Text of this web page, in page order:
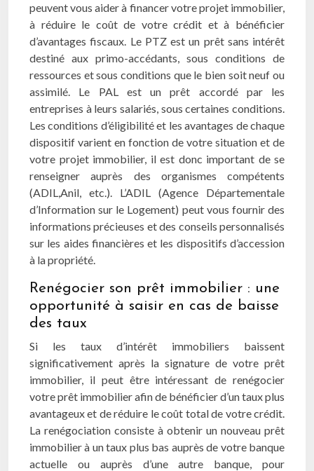
peuvent vous aider à financer votre projet immobilier,
à réduire le coût de votre crédit et à bénéficier
d’avantages fiscaux. Le PTZ est un prêt sans intérêt
destiné aux primo-accédants, sous conditions de
ressources et sous conditions que le bien soit neuf ou
assimilé. Le PAL est un prêt accordé par les
entreprises à leurs salariés, sous certaines conditions.
Les conditions d’éligibilité et les avantages de chaque
dispositif varient en fonction de votre situation et de
votre projet immobilier, il est donc important de se
renseigner auprès des organismes compétents
(ADIL,Anil, etc.). L’ADIL (Agence Départementale
d’Information sur le Logement) peut vous fournir des
informations précieuses et des conseils personnalisés
sur les aides financières et les dispositifs d’accession
à la propriété.
Renégocier son prêt immobilier : une
opportunité à saisir en cas de baisse
des taux
Si les taux d’intérêt immobiliers baissent
significativement après la signature de votre prêt
immobilier, il peut être intéressant de renégocier
votre prêt immobilier afin de bénéficier d’un taux plus
avantageux et de réduire le coût total de votre crédit.
La renégociation consiste à obtenir un nouveau prêt
immobilier à un taux plus bas auprès de votre banque
actuelle ou auprès d’une autre banque, pour